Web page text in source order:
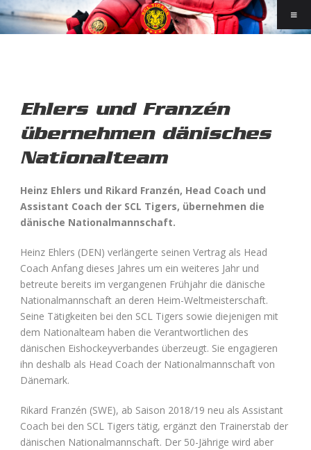
Ehlers und Franzén
übernehmen dänisches
Nationalteam
Heinz Ehlers und Rikard Franzén, Head Coach und
Assistant Coach der SCL Tigers, übernehmen die
dänische Nationalmannschaft.
Heinz Ehlers (DEN) verlängerte seinen Vertrag als Head
Coach Anfang dieses Jahres um ein weiteres Jahr und
betreute bereits im vergangenen Frühjahr die dänische
Nationalmannschaft an deren Heim-Weltmeisterschaft.
Seine Tätigkeiten bei den SCL Tigers sowie diejenigen mit
dem Nationalteam haben die Verantwortlichen des
dänischen Eishockeyverbandes überzeugt. Sie engagieren
ihn deshalb als Head Coach der Nationalmannschaft von
Dänemark.
Rikard Franzén (SWE), ab Saison 2018/19 neu als Assistant
Coach bei den SCL Tigers tätig, ergänzt den Trainerstab der
dänischen Nationalmannschaft. Der 50-Jährige wird aber